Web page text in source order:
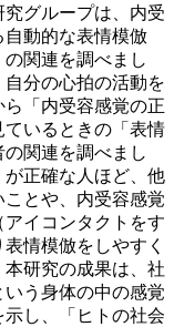
グループは、内受
動的な表情模倣
の関連を調べまし
自分の心拍の活動を
「内受容感覚の正
いるときの「表情
関連を調べまし
正確な人ほど、他
とや、内受容感覚
イコンタクトをす
情模倣をしやすく
研究の成果は、社
う身体の中の感覚
し、「ヒトの社会